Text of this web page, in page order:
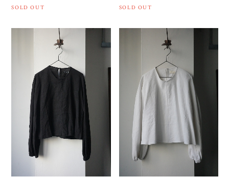
SOLD OUT SOLD OUT